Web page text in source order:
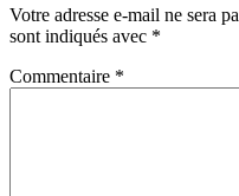
Votre adresse e-mail ne sera
sont indiqués avec *
Commentaire *